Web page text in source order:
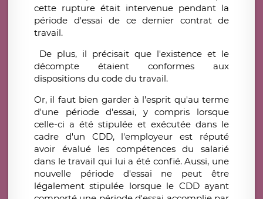
cette rupture était intervenue pendant la
période d'essai de ce dernier contrat de
travail.
De plus, il précisait que l'existence et le
décompte étaient conformes aux
dispositions du code du travail.
Or, il faut bien garder à l’esprit qu'au terme
d'une période d'essai, y compris lorsque
celle-ci a été stipulée et exécutée dans le
cadre d'un CDD, l'employeur est réputé
avoir évalué les compétences du salarié
dans le travail qui lui a été confié. Aussi, une
nouvelle période d'essai ne peut être
légalement stipulée lorsque le CDD ayant